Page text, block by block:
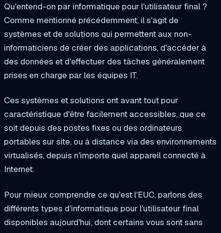
Qu'entend-on par informatique pour l'utilisateur final ?
Comme mentionné précédemment, il s'agit de
systèmes et de solutions qui permettent aux non-
informaticiens de créer des applications, d'accéder à
des données et d'effectuer des tâches généralement
prises en charge par les équipes IT.
Ces systèmes et solutions ont avant tout pour
caractéristique d'être facilement accessibles, que ce
soit depuis des postes fixes ou des ordinateurs
portables sur site, ou à distance via des environnements
virtualisés, depuis n'importe quel appareil connecté à
Internet.
Pour mieux comprendre ce qu'est l'EUC, parlons des
différents types d'informatique pour l'utilisateur final
disponibles aujourd'hui, dont certains vous sont sans